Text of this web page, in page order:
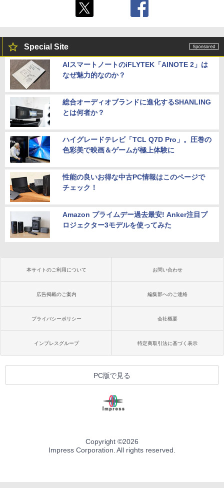
Special Site
AIスマートノートのiFLYTEK「AINOTE 2」は
なぜ魅力的なのか？
総合オーディオブランドに進化するSHANLING
とは何者か？
ハイグレードテレビ「TCL Q7D Pro」。圧巻の
色彩美で映画＆ゲームが極上体験に
性能の良いお得な中古PC情報はこのページで
チェック！
Amazon プライムデー過去最安! Anker注目プ
ロジェクター3モデルを使ってみた
本サイトのご利用について お問い合わせ
広告掲載のご案内 編集部へのご連絡
プライバシーポリシー 会社概要
インプレスグループ 特定商取引法に基づく表示
PC版で見る
Copyright ©2026
Impress Corporation. All rights reserved.